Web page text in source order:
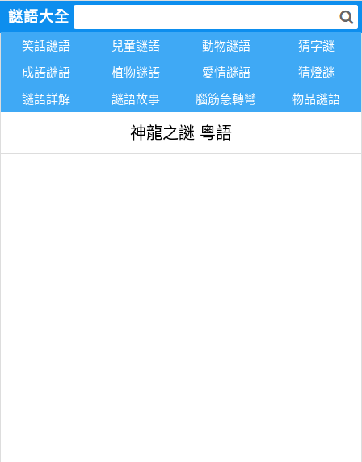
謎語大全
笑話謎語 兒童謎語 動物謎語
猜字謎
成語謎語
植物謎語 愛情謎語
猜燈謎
謎語詳解
謎語故事 腦筋急轉彎 物品謎語
神龍之謎 粵語